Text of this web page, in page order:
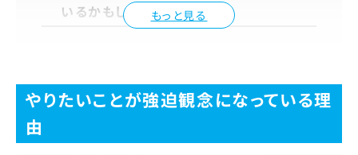
もっと見る
いるかもしれない
やりたいことが強迫観念になっている理
由